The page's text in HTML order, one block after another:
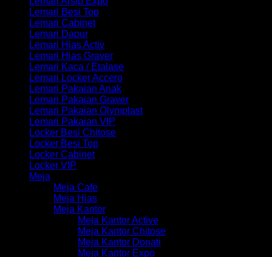
Lemari Besi Top
Lemari Cabinet
Lemari Dapur
Lemari Hias Activ
Lemari Hias Graver
Lemari Kaca / Etalase
Lemari Locker Accero
Lemari Pakaian Anak
Lemari Pakaian Graver
Lemari Pakaian Olymplast
Lemari Pakaian VIP
Locker Besi Chitose
Locker Besi Top
Locker Cabinet
Locker VIP
Meja
Meja Cafe
Meja Hias
Meja Kantor
Meja Kantor Active
Meja Kantor Chitose
Meja Kantor Donati
Meja Kantor Expo